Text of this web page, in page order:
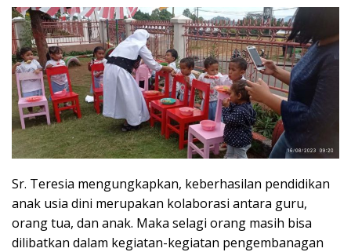
Sr. Teresia mengungkapkan, keberhasilan pendidikan
anak usia dini merupakan kolaborasi antara guru,
orang tua, dan anak. Maka selagi orang masih bisa
dilibatkan dalam kegiatan-kegiatan pengembanagan